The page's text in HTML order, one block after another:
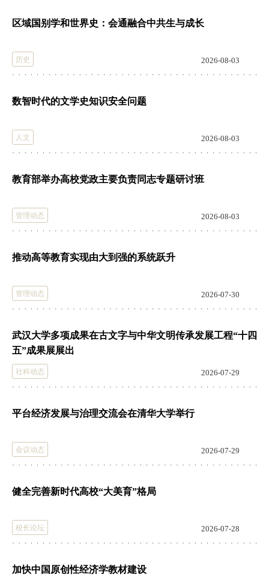
区域国别学和世界史：会通融合中共生与成长
历史 2026-08-03
数智时代的文学史知识安全问题
人文 2026-08-03
教育部举办高校党政主要负责同志专题研讨班
管理动态 2026-08-03
推动高等教育实现由大到强的系统跃升
管理动态 2026-07-30
武汉大学多项成果在古文字与中华文明传承发展工程“十四
五”成果展展出
社科动态 2026-07-29
平台经济发展与治理交流会在清华大学举行
会议动态 2026-07-29
健全完善新时代高校“大美育”格局
校长论坛 2026-07-28
加快中国原创性经济学教材建设